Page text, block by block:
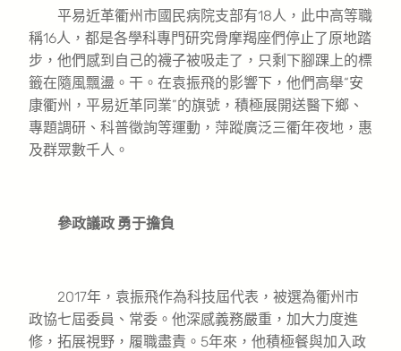
平易近革衢州市國民病院支部有18人，此中高等職
稱16人，都是各學科專門研究骨摩羯座們停止了原地踏
步，他們感到自己的襪子被吸走了，只剩下腳踝上的標
籤在隨風飄盪。干。在袁振飛的影響下，他們高舉“安
康衢州，平易近革同業”的旗號，積極展開送醫下鄉、
專題調研、科普徵詢等運動，萍蹤廣泛三衢年夜地，惠
及群眾數千人。
參政議政 勇于擔負
2017年，袁振飛作為科技屆代表，被選為衢州市
政協七屆委員、常委。他深感義務嚴重，加大力度進
修，拓展視野，履職盡責。5年來，他積極餐與加入政